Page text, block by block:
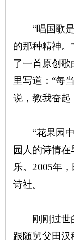
“唱国歌是
的那种精神
了一首原创
里写道：“每
说，教我奋
“花果园中
园人的诗情
乐。2005年
诗社。
刚刚过世的
跟随舅父田